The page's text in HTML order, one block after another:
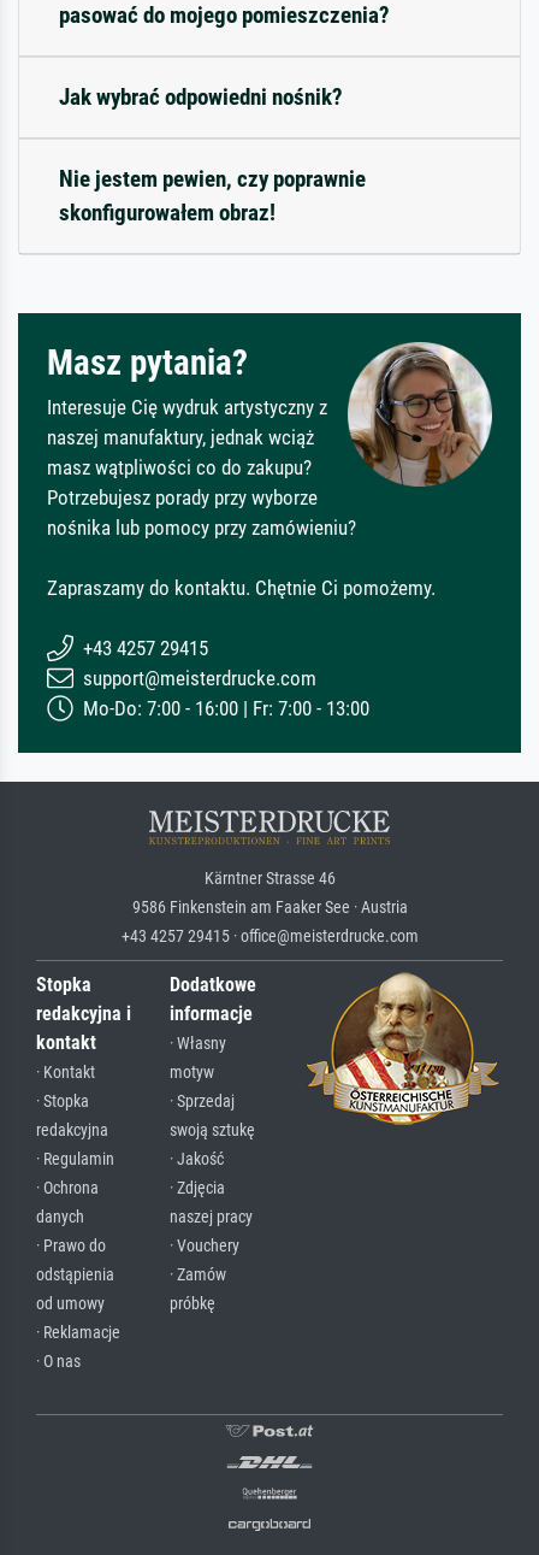
pasować do mojego pomieszczenia?
Jak wybrać odpowiedni nośnik?
Nie jestem pewien, czy poprawnie
skonfigurowałem obraz!
Masz pytania?
Interesuje Cię wydruk artystyczny z
naszej manufaktury, jednak wciąż
masz wątpliwości co do zakupu?
Potrzebujesz porady przy wyborze
nośnika lub pomocy przy zamówieniu?
Zapraszamy do kontaktu. Chętnie Ci pomożemy.
+43 4257 29415
support@meisterdrucke.com
Mo-Do: 7:00 - 16:00 | Fr: 7:00 - 13:00
Kärntner Strasse 46
9586 Finkenstein am Faaker See · Austria
+43 4257 29415 · office@meisterdrucke.com
Stopka
redakcyjna i
kontakt
· Kontakt
· Stopka
redakcyjna
· Regulamin
· Ochrona
danych
· Prawo do
odstąpienia
od umowy
· Reklamacje
· O nas
Dodatkowe
informacje
· Własny
motyw
· Sprzedaj
swoją sztukę
· Jakość
· Zdjęcia
naszej pracy
· Vouchery
· Zamów
próbkę